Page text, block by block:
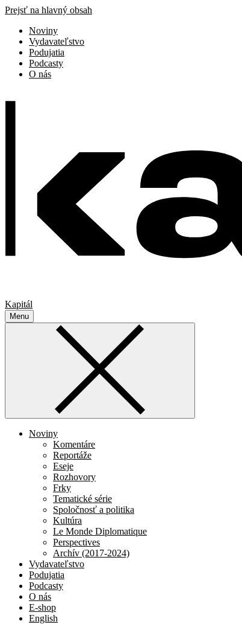
Prejsť na hlavný obsah
Noviny
Vydavateľstvo
Podujatia
Podcasty
O nás
Kapitál
Menu
Noviny
Komentáre
Reportáže
Eseje
Rozhovory
Frky
Tematické série
Spoločnosť a politika
Kultúra
Le Monde Diplomatique
Perspectives
Archív (2017-2024)
Vydavateľstvo
Podujatia
Podcasty
O nás
E-shop
English